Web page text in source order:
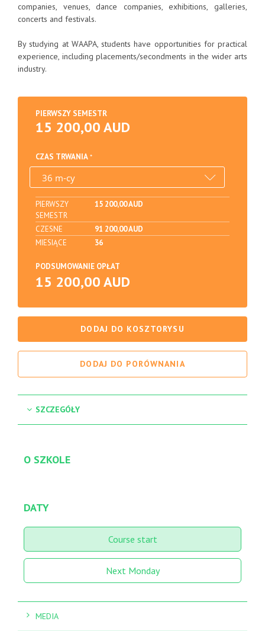
companies, venues, dance companies, exhibitions, galleries,
concerts and festivals.
By studying at WAAPA, students have opportunities for practical
experience, including placements/secondments in the wider arts
industry.
PIERWSZY SEMESTR
15 200,00 AUD
CZAS TRWANIA
PIERWSZY
SEMESTR
15 200,00 AUD
CZESNE
91 200,00 AUD
MIESIĄCE
36
PODSUMOWANIE OPŁAT
15 200,00 AUD
DODAJ DO KOSZTORYSU
DODAJ DO PORÓWNANIA
SZCZEGÓŁY
O SZKOLE
DATY
Course start
Next Monday
MEDIA